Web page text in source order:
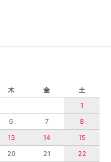
木 金
土
1
6 7
8
13 14
15
20 21
22